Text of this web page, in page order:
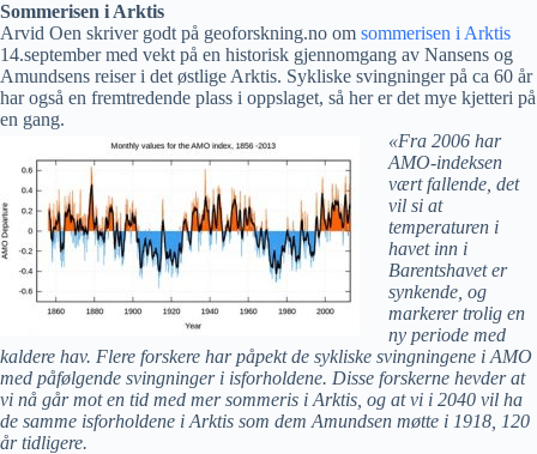
Sommerisen i Arktis
Arvid Oen skriver godt på geoforskning.no om sommerisen i Arktis
14.september med vekt på en historisk gjennomgang av Nansens og
Amundsens reiser i det østlige Arktis. Sykliske svingninger på ca 60 år
har også en fremtredende plass i oppslaget, så her er det mye kjetteri på
en gang.
«Fra 2006 har
AMO-indeksen
vært fallende, det
vil si at
temperaturen i
havet inn i
Barentshavet er
synkende, og
markerer trolig en
ny periode med
kaldere hav. Flere forskere har påpekt de sykliske svingningene i AMO
med påfølgende svingninger i isforholdene. Disse forskerne hevder at
vi nå går mot en tid med mer sommeris i Arktis, og at vi i 2040 vil ha
de samme isforholdene i Arktis som dem Amundsen møtte i 1918, 120
år tidligere.